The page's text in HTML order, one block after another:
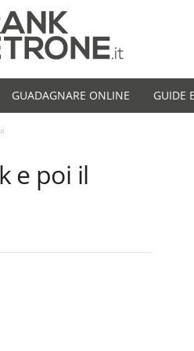
GUADAGNARE ONLINE GUIDE
e poi il